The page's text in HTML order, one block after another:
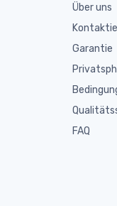
Über uns
Garantie
FAQ